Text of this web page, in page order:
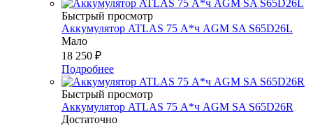
Быстрый просмотр
Аккумулятор ATLAS 75 А*ч AGM SA S65D26L
Мало
18 250 ₽
Подробнее
Быстрый просмотр
Аккумулятор ATLAS 75 А*ч AGM SA S65D26R
Достаточно